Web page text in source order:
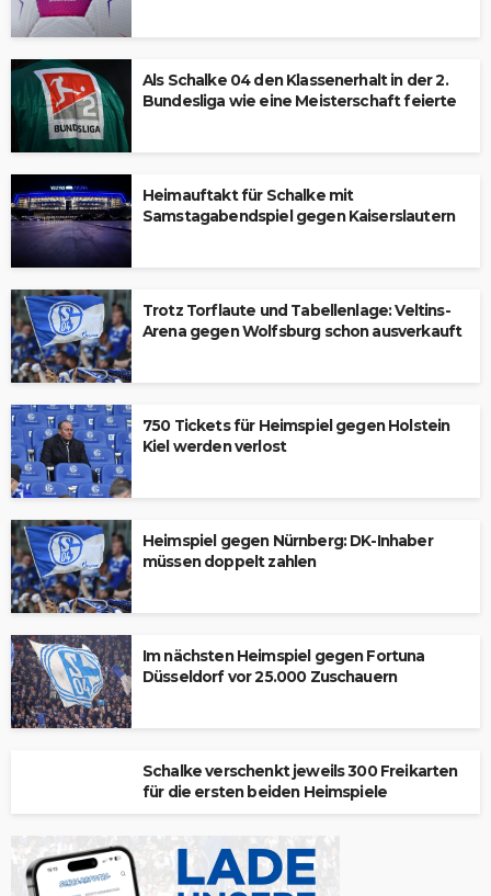
Als Schalke 04 den Klassenerhalt in der 2.
Bundesliga wie eine Meisterschaft feierte
Heimauftakt für Schalke mit
Samstagabendspiel gegen Kaiserslautern
Trotz Torflaute und Tabellenlage: Veltins-
Arena gegen Wolfsburg schon ausverkauft
750 Tickets für Heimspiel gegen Holstein
Kiel werden verlost
Heimspiel gegen Nürnberg: DK-Inhaber
müssen doppelt zahlen
Im nächsten Heimspiel gegen Fortuna
Düsseldorf vor 25.000 Zuschauern
Schalke verschenkt jeweils 300 Freikarten
für die ersten beiden Heimspiele